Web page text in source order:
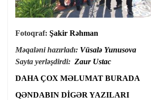
Fotoqraf: Şakir Rəhman
Məqaləni hazırladı: Vüsalə Yunusova
Sayta yerləşdirdi: Zaur Ustac
DAHA ÇOX MƏLUMAT BURADA
QƏNDABIN DİGƏR YAZILARI